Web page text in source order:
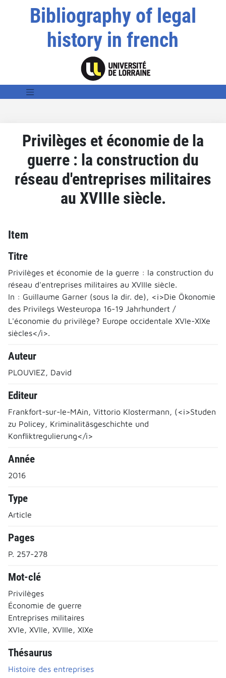
Bibliography of legal
history in french
Privilèges et économie de la
guerre : la construction du
réseau d'entreprises militaires
au XVIIIe siècle.
Item
Titre
Privilèges et économie de la guerre : la construction du
réseau d'entreprises militaires au XVIIIe siècle.
In : Guillaume Garner (sous la dir. de), <i>Die Ökonomie
des Privilegs Westeuropa 16-19 Jahrhundert /
L'économie du privilège? Europe occidentale XVIe-XIXe
siècles</i>.
Auteur
PLOUVIEZ, David
Editeur
Frankfort-sur-le-MAin, Vittorio Klostermann, (<i>Studen
zu Policey, Kriminalitäsgeschichte und
Konfliktregulierung</i>
Année
2016
Type
Article
Pages
P. 257-278
Mot-clé
Privilèges
Économie de guerre
Entreprises militaires
XVIe, XVIIe, XVIIIe, XIXe
Thésaurus
Histoire des entreprises